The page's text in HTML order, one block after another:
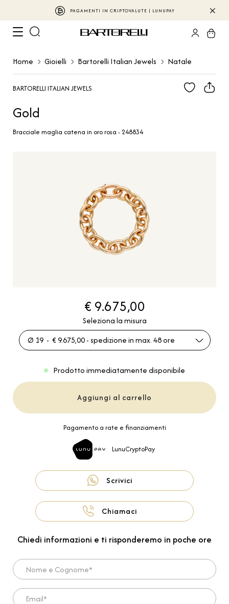
PAGAMENTI IN CRIPTOVALUTE | LUNUPAY
Home Gioielli Bartorelli Italian Jewels Natale
BARTORELLI ITALIAN JEWELS
Gold
Bracciale maglia catena in oro rosa - 248834
€ 9.675,00
Seleziona la misura
Ø 19 - € 9.675,00 - spedizione in max. 48 ore
Prodotto immediatamente disponibile
Aggiungi al carrello
Pagamento a rate e finanziamenti
LunuCryptoPay
Scrivici
Chiamaci
Chiedi informazioni e ti risponderemo in poche ore
Nome e Cognome*
Email*